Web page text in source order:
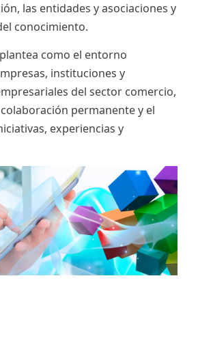
las entidades y asociaciones y
conocimiento.
como el entorno
instituciones y
del sector comercio,
permanente y el
experiencias y